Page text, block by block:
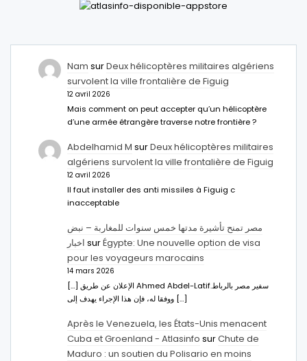
Nam surDeux hélicoptères militaires algériens
survolent la ville frontalière de Figuig
12 avril 2026
Mais comment on peut accepter qu’un hélicoptère
d’une armée étrangère traverse notre frontière ?
Abdelhamid M surDeux hélicoptères militaires
algériens survolent la ville frontalière de Figuig
12 avril 2026
Il faut installer des anti missiles à Figuig c
inacceptable
مصر تمنح تأشيرة مدتها خمس سنوات للمغاربة – نبض
اخبار surÉgypte: Une nouvelle option de visa
pour les voyageurs marocains
14 mars 2026
[…] الإعلان عن طريق Ahmed Abdel-Latifسفير مصر بالرباط.
ووفقا له، فإن هذا الإجراء يهدف إلى […]
Après le Venezuela, les États-Unis menacent
Cuba et Groenland - Atlasinfo surChute de
Maduro : un soutien du Polisario en moins